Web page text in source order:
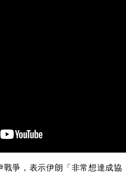
爭，表示伊朗「非常想達成協